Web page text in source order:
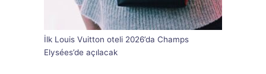
İlk Louis Vuitton oteli 2026’da Champs
Elysées’de açılacak